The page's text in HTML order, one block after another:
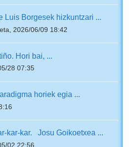
Luis Borgesek hizkuntzari ...
2026/06/09 18:42
Hori bai, ...
28 07:35
horiek egia ...
kar-kar. Josu Goikoetxea ...
02 22:56